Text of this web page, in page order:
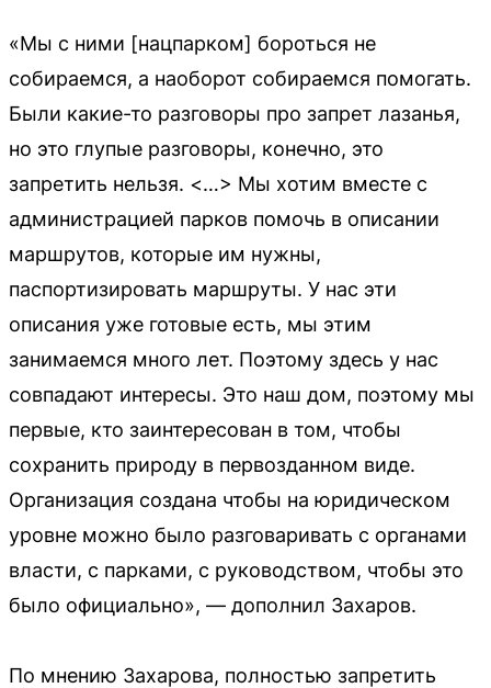
«Мы с ними [нацпарком] бороться не
собираемся, а наоборот собираемся помогать.
Были какие-то разговоры про запрет лазанья,
но это глупые разговоры, конечно, это
запретить нельзя. <…> Мы хотим вместе с
администрацией парков помочь в описании
маршрутов, которые им нужны,
паспортизировать маршруты. У нас эти
описания уже готовые есть, мы этим
занимаемся много лет. Поэтому здесь у нас
совпадают интересы. Это наш дом, поэтому мы
первые, кто заинтересован в том, чтобы
сохранить природу в первозданном виде.
Организация создана чтобы на юридическом
уровне можно было разговаривать с органами
власти, с парками, с руководством, чтобы это
было официально», — дополнил Захаров.
По мнению Захарова, полностью запретить